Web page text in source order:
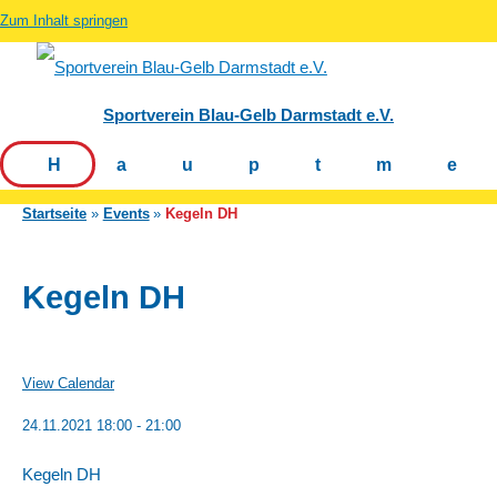
Zum Inhalt springen
Sportverein Blau-Gelb Darmstadt e.V.
Startseite Events Kegeln DH
Kegeln DH
View Calendar
24.11.2021 18:00 - 21:00
Kegeln DH